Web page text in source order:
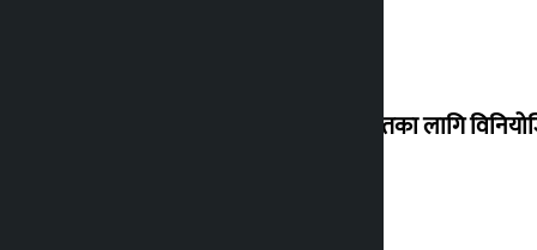
शेखरले अस्वीकार गरे कोइराला निवास मर्मतका लागि